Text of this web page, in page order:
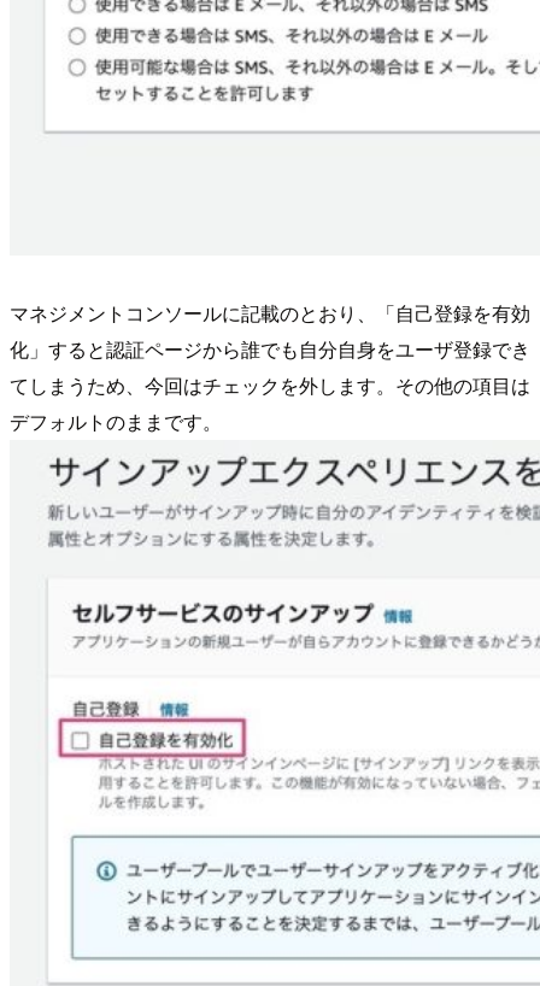
マネジメントコンソールに記載のとおり、「自己登録を有効
化」すると認証ページから誰でも自分自身をユーザ登録でき
てしまうため、今回はチェックを外します。その他の項目は
デフォルトのままです。